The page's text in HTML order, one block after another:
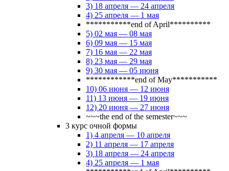
3) 18 апреля — 24 апреля
4) 25 апреля — 1 мая
***********end of April**********
5) 02 мая — 08 мая
6) 09 мая — 15 мая
7) 16 мая — 22 мая
8) 23 мая — 29 мая
9) 30 мая — 05 июня
************end of May***********
10) 06 июня — 12 июня
11) 13 июня — 19 июня
12) 20 июня — 27 июня
~~~the end of the semester~~~
3 курс очной формы
1) 4 апреля — 10 апреля
2) 11 апреля — 17 апреля
3) 18 апреля — 24 апреля
4) 25 апреля — 1 мая